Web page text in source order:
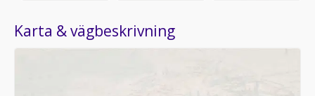
Karta & vägbeskrivning